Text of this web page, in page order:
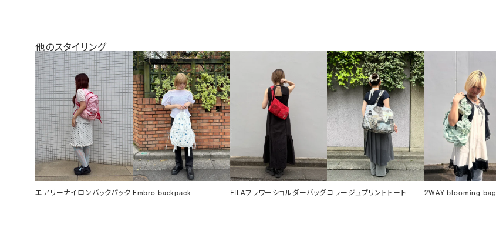
他のスタイリング
エアリーナイロンバックパック Embro backpack FILAフラワーショルダーバッグ コラージュプリントトート 2WAY blooming bag